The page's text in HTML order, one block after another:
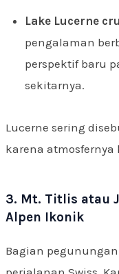
Lake Lucerne
pengalaman
perspektif baru
sekitarnya.
Lucerne sering
karena
3. Mt. Titlis atau
Alpen Ikonik
Bagian